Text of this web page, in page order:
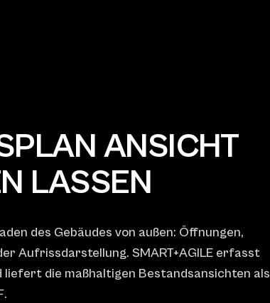
ANSICHT
LASSEN
des Gebäudes von außen: Öffnungen,
Aufrissdarstellung. SMART+AGILE erfasst
liefert die maßhaltigen Bestandsansichten als